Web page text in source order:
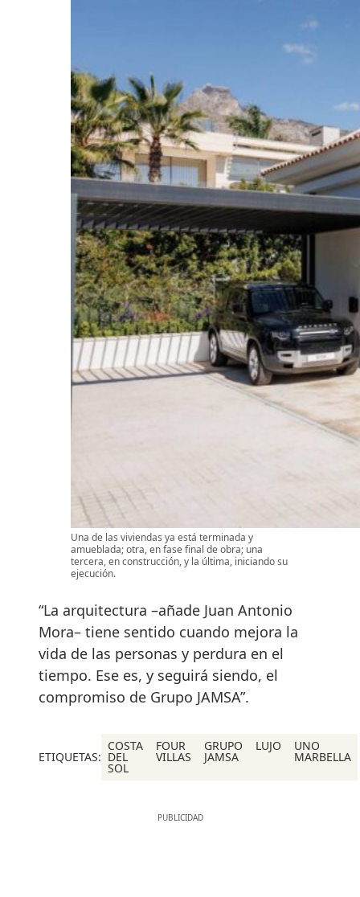
Una de las viviendas ya está terminada y
amueblada; otra, en fase final de obra; una
tercera, en construcción, y la última, iniciando su
ejecución.
“La arquitectura –añade Juan Antonio
Mora– tiene sentido cuando mejora la
vida de las personas y perdura en el
tiempo. Ese es, y seguirá siendo, el
compromiso de Grupo JAMSA”.
ETIQUETAS:
COSTA
DEL
SOL
FOUR
VILLAS
GRUPO
JAMSA
LUJO UNO
MARBELLA